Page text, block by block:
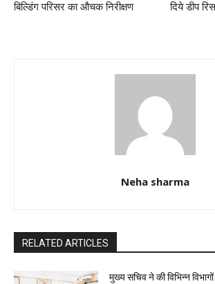
बिल्डिंग परिसर का औचक निरीक्षण
दिये डीप
Neha sharma
RELATED ARTICLES
मुख्य सचिव ने की विभिन्न